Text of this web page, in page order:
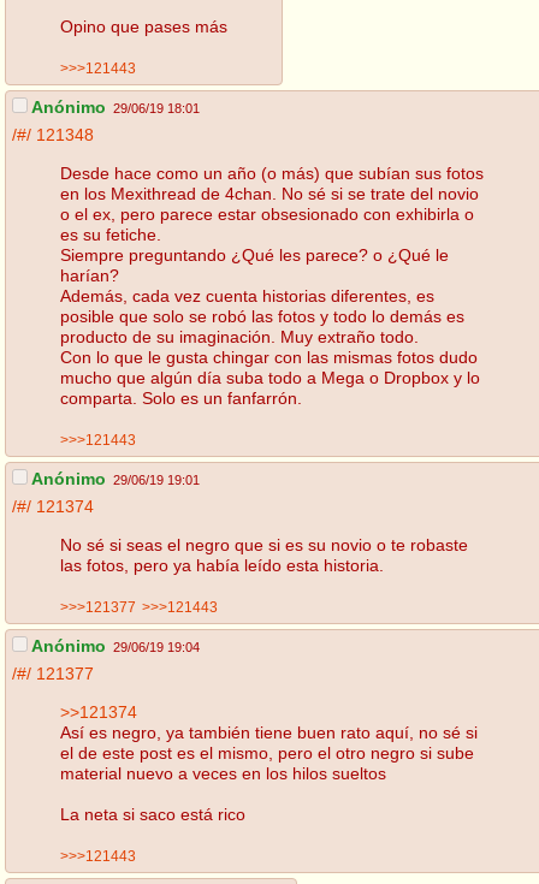
Opino que pases más
>>>121443
Anónimo 29/06/19 18:01
/#/ 121348
Desde hace como un año (o más) que subían sus fotos
en los Mexithread de 4chan. No sé si se trate del novio
o el ex, pero parece estar obsesionado con exhibirla o
es su fetiche.
Siempre preguntando ¿Qué les parece? o ¿Qué le
harían?
Además, cada vez cuenta historias diferentes, es
posible que solo se robó las fotos y todo lo demás es
producto de su imaginación. Muy extraño todo.
Con lo que le gusta chingar con las mismas fotos dudo
mucho que algún día suba todo a Mega o Dropbox y lo
comparta. Solo es un fanfarrón.
>>>121443
Anónimo 29/06/19 19:01
/#/ 121374
No sé si seas el negro que si es su novio o te robaste
las fotos, pero ya había leído esta historia.
>>>121377 >>>121443
Anónimo 29/06/19 19:04
/#/ 121377
>>121374
Así es negro, ya también tiene buen rato aquí, no sé si
el de este post es el mismo, pero el otro negro si sube
material nuevo a veces en los hilos sueltos
La neta si saco está rico
>>>121443